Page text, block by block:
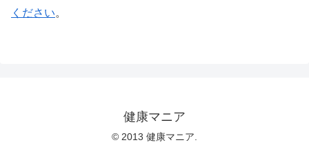
ください。
健康マニア
© 2013 健康マニア.